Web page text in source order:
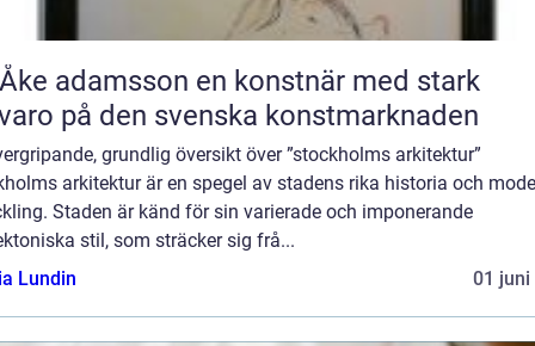
en konstnär med stark
på den svenska konstmarknaden
grundlig översikt över ”stockholms arkitektur”
arkitektur är en spegel av stadens rika historia och
Staden är känd för sin varierade och imponerande
stil, som sträcker sig frå...
Lundin
01 juni